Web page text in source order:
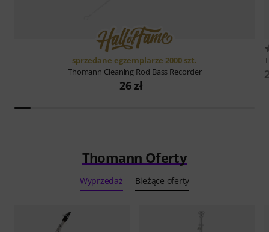
sprzedane egzemplarze 2000 szt.
Thomann Cleaning Rod Bass Recorder
26 zł
Thomann Oferty
Wyprzedaż Bieżące oferty